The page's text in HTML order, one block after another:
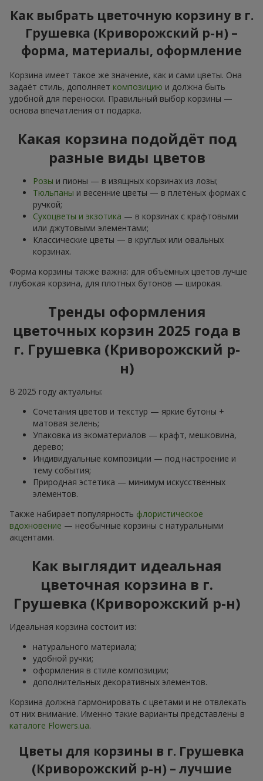
Как выбрать цветочную корзину в г.
Грушевка (Криворожский р-н) –
форма, материалы, оформление
Корзина имеет такое же значение, как и сами цветы. Она
задаёт стиль, дополняет композицию и должна быть
удобной для переноски. Правильный выбор корзины —
основа впечатления от подарка.
Какая корзина подойдёт под
разные виды цветов
Розы и пионы — в изящных корзинах из лозы;
Тюльпаны и весенние цветы — в плетёных формах с
ручкой;
Сухоцветы и экзотика — в корзинах с крафтовыми
или джутовыми элементами;
Классические цветы — в круглых или овальных
корзинах.
Форма корзины также важна: для объёмных цветов лучше
глубокая корзина, для плотных бутонов — широкая.
Тренды оформления
цветочных корзин 2025 года в
г. Грушевка (Криворожский р-
н)
В 2025 году актуальны:
Сочетания цветов и текстур — яркие бутоны +
матовая зелень;
Упаковка из экоматериалов — крафт, мешковина,
дерево;
Индивидуальные композиции — под настроение и
тему события;
Природная эстетика — минимум искусственных
элементов.
Также набирает популярность флористическое
вдохновение — необычные корзины с натуральными
акцентами.
Как выглядит идеальная
цветочная корзина в г.
Грушевка (Криворожский р-н)
Идеальная корзина состоит из:
натурального материала;
удобной ручки;
оформления в стиле композиции;
дополнительных декоративных элементов.
Корзина должна гармонировать с цветами и не отвлекать
от них внимание. Именно такие варианты представлены в
каталоге Flowers.ua.
Цветы для корзины в г. Грушевка
(Криворожский р-н) – лучшие